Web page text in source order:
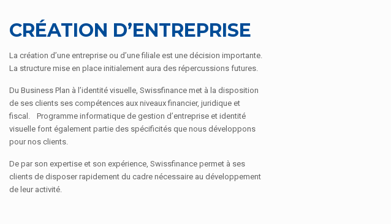
CRÉATION D’ENTREPRISE
La création d’une entreprise ou d’une filiale est une décision importante.
La structure mise en place initialement aura des répercussions futures.
Du Business Plan à l’identité visuelle, Swissfinance met à la disposition
de ses clients ses compétences aux niveaux financier, juridique et
fiscal. Programme informatique de gestion d’entreprise et identité
visuelle font également partie des spécificités que nous développons
pour nos clients.
De par son expertise et son expérience, Swissfinance permet à ses
clients de disposer rapidement du cadre nécessaire au développement
de leur activité.